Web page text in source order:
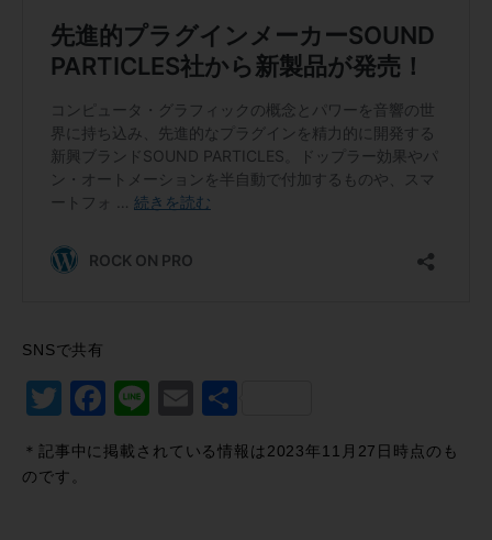
SNSで共有
Twitter
Facebook
LineEmail
有
＊記事中に掲載されている情報は2023年11月27日時点のも
のです。